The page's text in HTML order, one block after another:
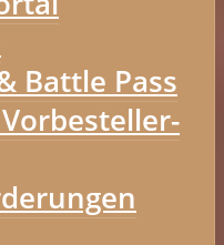
Battle Pass